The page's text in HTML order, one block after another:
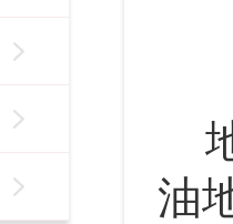
油